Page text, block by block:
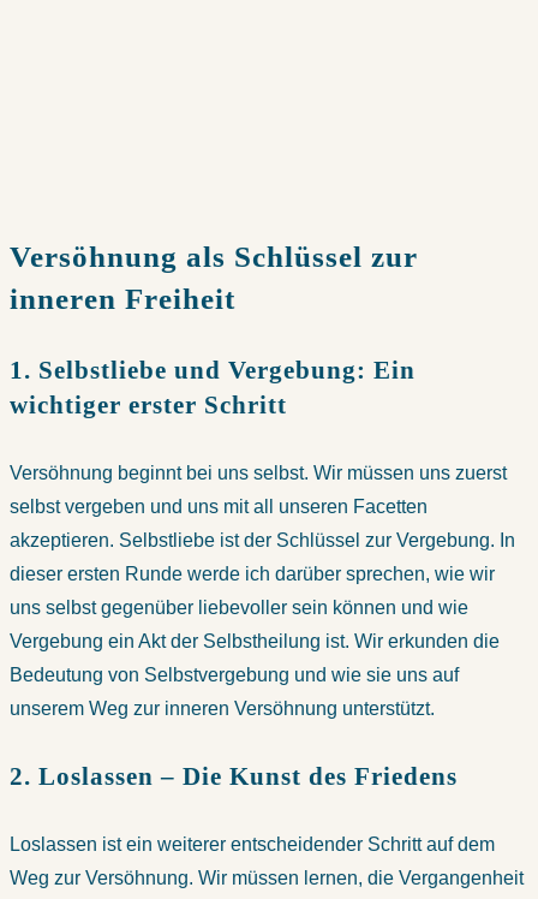
Versöhnung als Schlüssel zur
inneren Freiheit
1. Selbstliebe und Vergebung: Ein
wichtiger erster Schritt
Versöhnung beginnt bei uns selbst. Wir müssen uns zuerst
selbst vergeben und uns mit all unseren Facetten
akzeptieren. Selbstliebe ist der Schlüssel zur Vergebung. In
dieser ersten Runde werde ich darüber sprechen, wie wir
uns selbst gegenüber liebevoller sein können und wie
Vergebung ein Akt der Selbstheilung ist. Wir erkunden die
Bedeutung von Selbstvergebung und wie sie uns auf
unserem Weg zur inneren Versöhnung unterstützt.
2. Loslassen – Die Kunst des Friedens
Loslassen ist ein weiterer entscheidender Schritt auf dem
Weg zur Versöhnung. Wir müssen lernen, die Vergangenheit